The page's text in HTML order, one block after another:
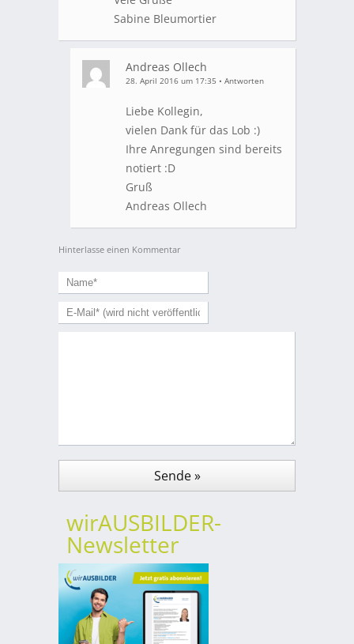
Sabine Bleumortier
Andreas Ollech
28. April 2016 um 17:35 • Antworten
Liebe Kollegin,
vielen Dank für das Lob :)
Ihre Anregungen sind bereits
notiert :D
Gruß
Andreas Ollech
Hinterlasse einen Kommentar
wirAUSBILDER-
Newsletter